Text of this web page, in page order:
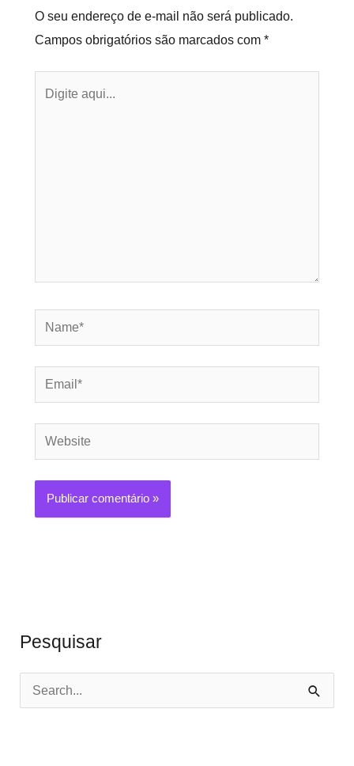
O seu endereço de e-mail não será publicado.
Campos obrigatórios são marcados com *
Name*
Email*
Website
Pesquisar